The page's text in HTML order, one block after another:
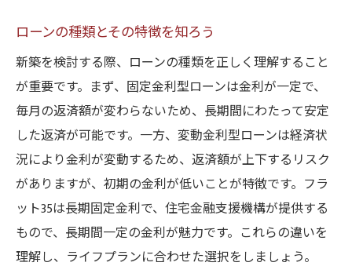
地元ならではの成功体験を紹介
新築ローンを利用した家族の声
専門家のアドバイスで失敗を防ぐ
地域の特徴を活かしたローン活用法
実際の成功事例から学ぶポイント
ローン選びで重要なコミュニケーション
岐阜県の住宅事情に合った新築ローンの選び方
とは
岐阜県の住宅市場の現状を把握
ローンの種類とその特徴を知ろう
新築を検討する際、ローンの種類を正しく理解すること
が重要です。まず、固定金利型ローンは金利が一定で、
毎月の返済額が変わらないため、長期間にわたって安定
した返済が可能です。一方、変動金利型ローンは経済状
況により金利が変動するため、返済額が上下するリスク
がありますが、初期の金利が低いことが特徴です。フラ
ット35は長期固定金利で、住宅金融支援機構が提供する
もので、長期間一定の金利が魅力です。これらの違いを
理解し、ライフプランに合わせた選択をしましょう。